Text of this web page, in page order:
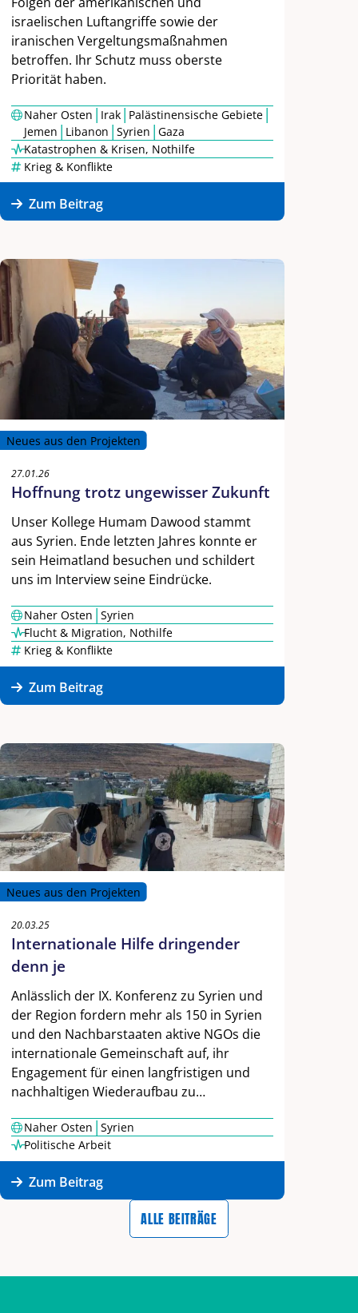
israelischen Luftangriffe sowie der
iranischen Vergeltungsmaßnahmen
betroffen. Ihr Schutz muss oberste
Priorität haben.
Naher Osten|Irak|Palästinensische Gebiete|
Jemen | Libanon |Syrien |Gaza
Katastrophen & Krisen, Nothilfe
Krieg & Konflikte
Zum Beitrag
Neues aus den Projekten
27.01.26
Hoffnung trotz ungewisser Zukunft
Unser Kollege Humam Dawood stammt
aus Syrien. Ende letzten Jahres konnte er
sein Heimatland besuchen und schildert
uns im Interview seine Eindrücke.
Naher Osten|Syrien
Flucht & Migration, Nothilfe
Krieg & Konflikte
Zum Beitrag
Neues aus den Projekten
20.03.25
Internationale Hilfe dringender
denn je
Anlässlich der IX. Konferenz zu Syrien und
der Region fordern mehr als 150 in Syrien
und den Nachbarstaaten aktive NGOs die
internationale Gemeinschaft auf, ihr
Engagement für einen langfristigen und
nachhaltigen Wiederaufbau zu…
Naher Osten|Syrien
Politische Arbeit
Zum Beitrag
ALLE BEITRÄGE